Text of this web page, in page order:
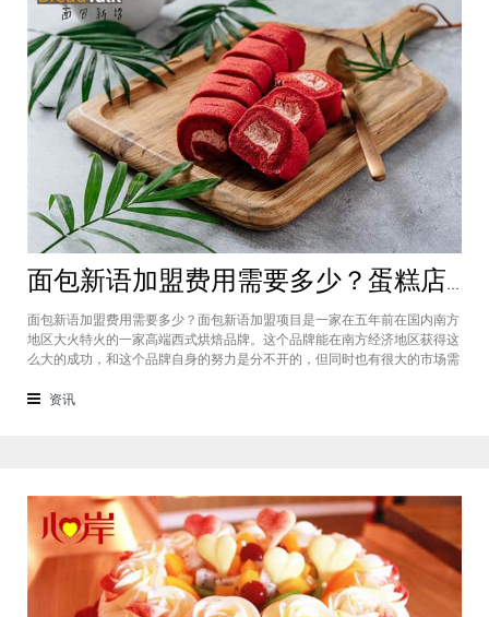
面包新语加盟费用需要多少？蛋糕店加盟费用太高了吗？
面包新语加盟费用需要多少？面包新语加盟项目是一家在五年前在国内南方
地区大火特火的一家高端西式烘焙品牌。这个品牌能在南方经济地区获得这
么大的成功，和这个品牌自身的努力是分不开的，但同时也有很大的市场需
在国内市场上的首先一家传统地道且正宗的西式烘焙品牌，这对于很多国内
资讯